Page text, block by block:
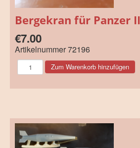
Bergekran für Panzer
€7.00
Artikelnummer72196